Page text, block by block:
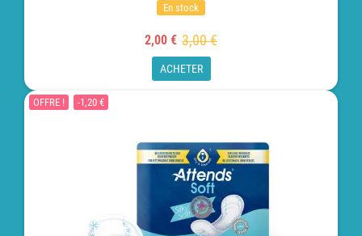
En stock
2,00 € 3,00 €
ACHETER
OFFRE ! -1,20 €